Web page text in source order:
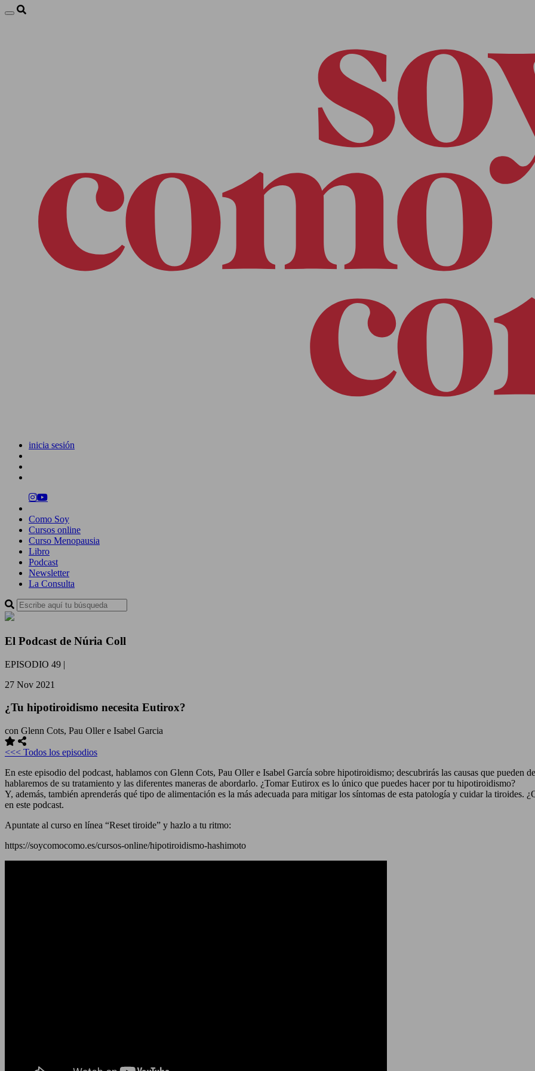
inicia sesión
Como Soy
Cursos online
Curso Menopausia
Libro
Podcast
Newsletter
La Consulta
El Podcast de Núria Coll
EPISODIO 49 |
27 Nov 2021
¿Tu hipotiroidismo necesita Eutirox?
con Glenn Cots, Pau Oller e Isabel Garcia
<<< Todos los episodios
En este episodio del podcast, hablamos con Glenn Cots, Pau Oller e Isabel García sobre hipotiroidismo; descubrirás las causas que pueden
hablaremos de su tratamiento y las diferentes maneras de abordarlo. ¿Tomar Eutirox es lo único que puedes hacer por tu hipotiroidismo?
Y, además, también aprenderás qué tipo de alimentación es la más adecuada para mitigar los síntomas de esta patología y cuidar la tiroides.
en este podcast.
Apuntate al curso en línea “Reset tiroide” y hazlo a tu ritmo:
https://soycomocomo.es/cursos-online/hipotiroidismo-hashimoto